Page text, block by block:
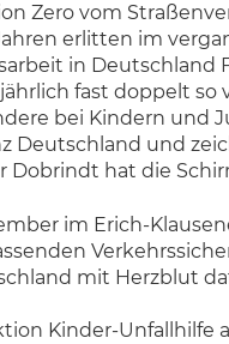
Zero vom
erlitten im
in Deutschland
fast doppelt so
bei Kindern
Deutschland und
Dobrindt hat die
im Erich-
mit Herzblut
Kinder-